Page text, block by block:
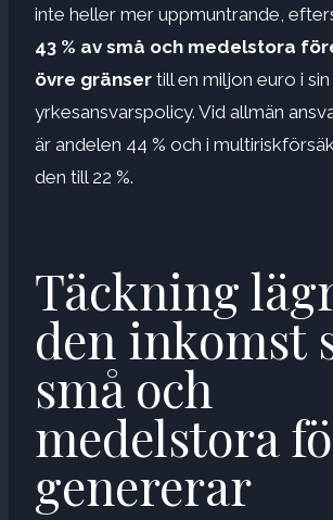
inte heller mer uppmuntrande,
43 % av små och medelstora
övre gränser till en miljon euro i sin
yrkesansvarspolicy. Vid allmän
är andelen 44 % och i
den till 22 %.
Täckning
den inkomst
små och
medelstora
genererar